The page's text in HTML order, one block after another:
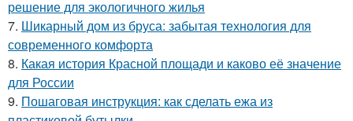
решение для экологичного жилья
7. Шикарный дом из бруса: забытая технология для
современного комфорта
8. Какая история Красной площади и каково её значение
для России
9. Пошаговая инструкция: как сделать ежа из